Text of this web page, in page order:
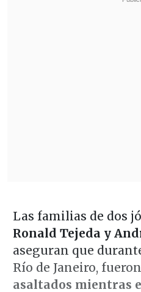
Las familias de dos
Ronald Tejeda y
aseguran que
Río de Janeiro, fueron
asaltados mientras